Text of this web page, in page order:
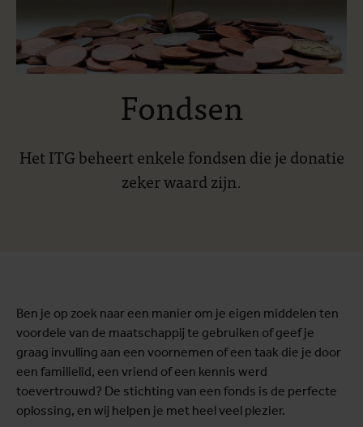
Fondsen
Het ITG beheert enkele fondsen die je donatie
zeker waard zijn.
Ben je op zoek naar een manier om je eigen middelen ten
voordele van de maatschappij te gebruiken of geef je
graag invulling aan een voornemen of een taak die je door
een familielid, een vriend of een kennis werd
toevertrouwd? De stichting van een fonds is de perfecte
oplossing, en wij helpen je met heel veel plezier.